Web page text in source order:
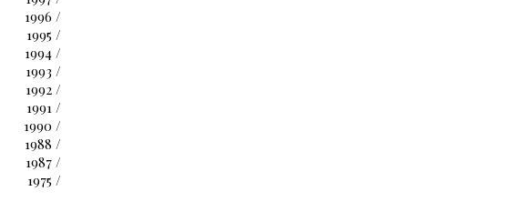
1996 /
1995 /
1994 /
1993 /
1992 /
1991 /
1990 /
1988 /
1987 /
1975 /